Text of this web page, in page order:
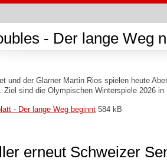
- Der lange Weg
und der Glarner Martin Rios spielen heute
Ziel sind die Olympischen Winterspiele 2026 in
- Der lange Weg beginnt 584 kB
erneut Schweizer